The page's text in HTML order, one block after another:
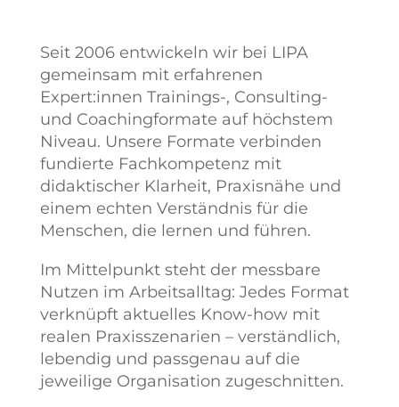
Seit 2006 entwickeln wir bei LIPA
gemeinsam mit erfahrenen
Expert:innen Trainings-, Consulting-
und Coachingformate auf höchstem
Niveau. Unsere Formate verbinden
fundierte Fachkompetenz mit
didaktischer Klarheit, Praxisnähe und
einem echten Verständnis für die
Menschen, die lernen und führen.
Im Mittelpunkt steht der messbare
Nutzen im Arbeitsalltag: Jedes Format
verknüpft aktuelles Know-how mit
realen Praxisszenarien – verständlich,
lebendig und passgenau auf die
jeweilige Organisation zugeschnitten.